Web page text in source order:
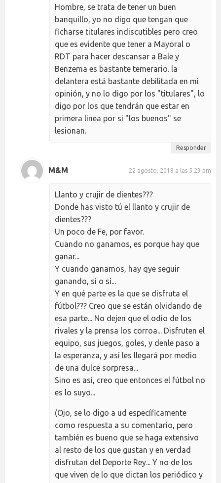
Hombre, se trata de tener un buen
banquillo, yo no digo que tengan que
ficharse titulares indiscutibles pero creo
que es evidente que tener a Mayoral o
RDT para hacer descansar a Bale y
Benzema es bastante temerario. la
delantera está bastante debilitada en mi
opinión, y no lo digo por los "titulares", lo
digo por los que tendrán que estar en
primera linea por si "los buenos" se
lesionan.
Responder
M&M 22 agosto, 2018 a las 5:23 pm
Llanto y crujir de dientes???
Donde has visto tú el llanto y crujir de
dientes???
Un poco de Fe, por favor.
Cuando no ganamos, es porque hay que
ganar...
Y cuando ganamos, hay qye seguir
ganando, sí o sí...
Y en qué parte es la que se disfruta el
fútbol??? Creo que se están olvidando de
esa parte... No dejen que el odio de los
rivales y la prensa los corroa... Disfruten el
equipo, sus juegos, goles, y denle paso a
la esperanza, y así les llegará por medio
de una dulce sorpresa...
Sino es así, creo que entonces el fútbol no
es lo suyo...
(Ojo, se lo digo a ud específicamente
como respuesta a su comentario, pero
también es bueno que se haga extensivo
al resto de los que gustan y en verdad
disfrutan del Deporte Rey... Y no de los
que viven de lo que dictan los periódico y